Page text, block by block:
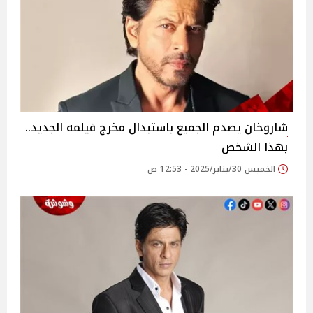
شاروخان يصدم الجميع باستبدال مخرج فيلمه الجديد..
بهذا الشخص
الخميس 30/يناير/2025 - 12:53 ص